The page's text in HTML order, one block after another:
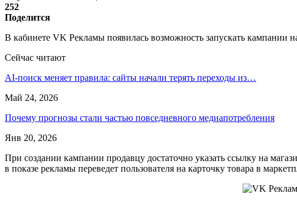
252
Поделится
В кабинете VK Рекламы появилась возможность запускать кампании
Сейчас читают
AI-поиск меняет правила: сайты начали терять переходы из…
Май 24, 2026
Почему прогнозы стали частью повседневного медиапотребления
Янв 20, 2026
При создании кампании продавцу достаточно указать ссылку на
в показе рекламы переведет пользователя на карточку товара в